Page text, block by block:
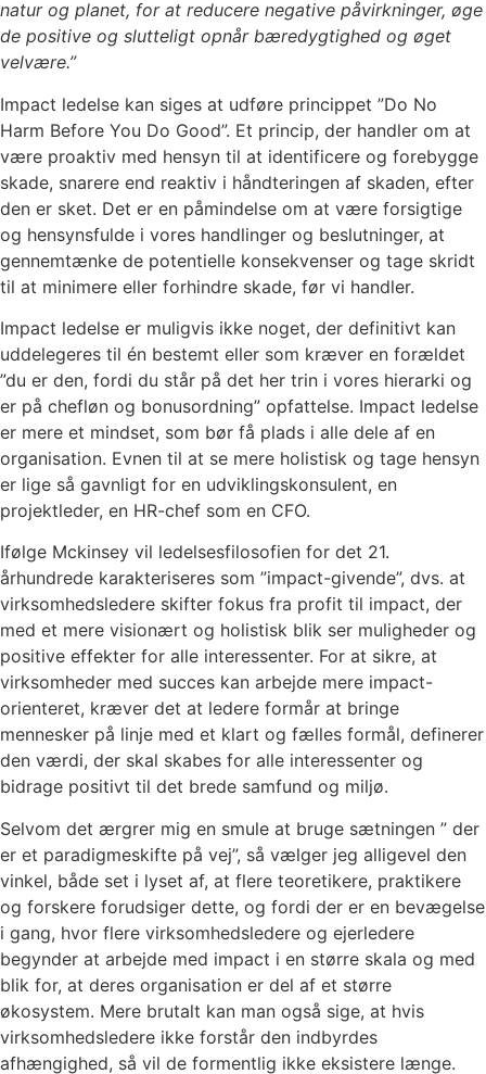
natur og planet, for at reducere negative påvirkninger, øge
de positive og slutteligt opnår bæredygtighed og øget
velvære.”
Impact ledelse kan siges at udføre princippet ”Do No
Harm Before You Do Good”. Et princip, der handler om at
være proaktiv med hensyn til at identificere og forebygge
skade, snarere end reaktiv i håndteringen af skaden, efter
den er sket. Det er en påmindelse om at være forsigtige
og hensynsfulde i vores handlinger og beslutninger, at
gennemtænke de potentielle konsekvenser og tage skridt
til at minimere eller forhindre skade, før vi handler.
Impact ledelse er muligvis ikke noget, der definitivt kan
uddelegeres til én bestemt eller som kræver en forældet
”du er den, fordi du står på det her trin i vores hierarki og
er på chefløn og bonusordning” opfattelse. Impact ledelse
er mere et mindset, som bør få plads i alle dele af en
organisation. Evnen til at se mere holistisk og tage hensyn
er lige så gavnligt for en udviklingskonsulent, en
projektleder, en HR-chef som en CFO.
Ifølge Mckinsey vil ledelsesfilosofien for det 21.
århundrede karakteriseres som ”impact-givende”, dvs. at
virksomhedsledere skifter fokus fra profit til impact, der
med et mere visionært og holistisk blik ser muligheder og
positive effekter for alle interessenter. For at sikre, at
virksomheder med succes kan arbejde mere impact-
orienteret, kræver det at ledere formår at bringe
mennesker på linje med et klart og fælles formål, definerer
den værdi, der skal skabes for alle interessenter og
bidrage positivt til det brede samfund og miljø.
Selvom det ærgrer mig en smule at bruge sætningen ” der
er et paradigmeskifte på vej”, så vælger jeg alligevel den
vinkel, både set i lyset af, at flere teoretikere, praktikere
og forskere forudsiger dette, og fordi der er en bevægelse
i gang, hvor flere virksomhedsledere og ejerledere
begynder at arbejde med impact i en større skala og med
blik for, at deres organisation er del af et større
økosystem. Mere brutalt kan man også sige, at hvis
virksomhedsledere ikke forstår den indbyrdes
afhængighed, så vil de formentlig ikke eksistere længe.